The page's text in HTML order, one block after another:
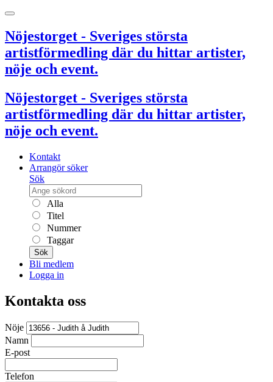
Nöjestorget - Sveriges största
artistförmedling där du hittar artister,
nöje och event.
Nöjestorget - Sveriges största
artistförmedling där du hittar artister,
nöje och event.
Kontakt
Arrangör söker
Sök
Alla
Titel
Nummer
Taggar
Sök
Bli medlem
Logga in
Kontakta oss
Nöje
Namn
E-post
Telefon